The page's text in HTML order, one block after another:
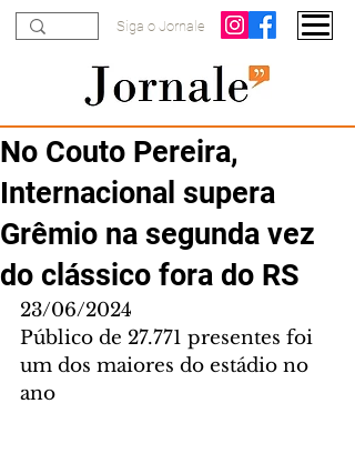
Siga o Jornale
No Couto Pereira,
Internacional supera
Grêmio na segunda vez
do clássico fora do RS
23/06/2024
Público de 27.771 presentes foi
um dos maiores do estádio no
ano